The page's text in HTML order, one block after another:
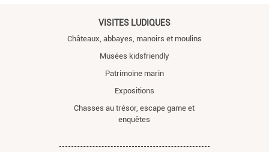
VISITES LUDIQUES
Châteaux, abbayes, manoirs et moulins
Musées kidsfriendly
Patrimoine marin
Expositions
Chasses au trésor, escape game et
enquêtes